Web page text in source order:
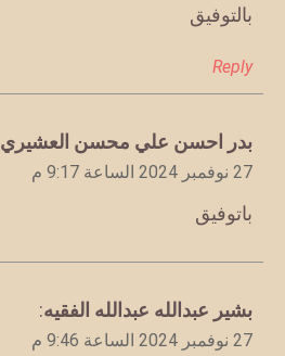
بالتوفيق
Reply
يقول
بدر احسن علي محسن العشيري
27 نوفمبر 2024 الساعة 9:17 م
باتوفيق
يقول
بشير عبدالله عبدالله الفقيه:
27 نوفمبر 2024 الساعة 9:46 م